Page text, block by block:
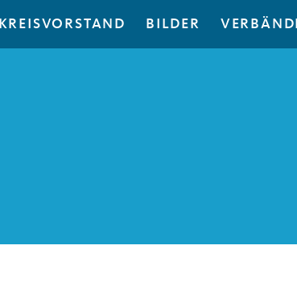
KREISVORSTAND BILDER